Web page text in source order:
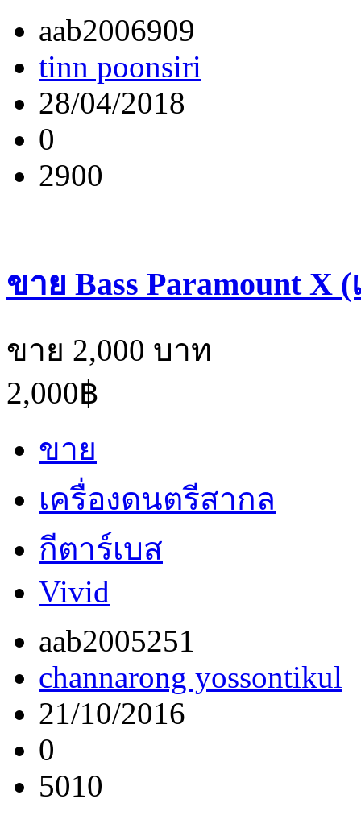
aab2006909
tinn poonsiri
28/04/2018
0
2900
ขาย Bass Paramount X
ขาย 2,000 บาท
2,000฿
ขาย
เครื่องดนตรีสากล
กีตาร์เบส
Vivid
aab2005251
channarong yossontikul
21/10/2016
0
5010